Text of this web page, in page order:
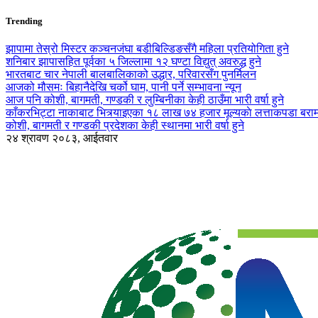
Trending
झापामा तेस्रो मिस्टर कञ्चनजंघा बडीबिल्डिङसँगै महिला प्रतियोगिता हुने
शनिबार झापासहित पूर्वका ५ जिल्लामा १२ घण्टा विद्युत् अवरुद्ध हुने
भारतबाट चार नेपाली बालबालिकाको उद्धार, परिवारसँग पुनर्मिलन
आजको मौसमः बिहानैदेखि चर्को घाम, पानी पर्ने सम्भावना न्यून
आज पनि कोशी, बागमती, गण्डकी र लुम्बिनीका केही ठाउँमा भारी वर्षा हुने
काँकरभिट्टा नाकाबाट भित्र्याइएका १८ लाख ७४ हजार मूल्यकाे लत्ताकपडा
कोशी, बागमती र गण्डकी प्रदेशका केही स्थानमा भारी वर्षा हुने
२४ श्रावण २०८३, आईतवार